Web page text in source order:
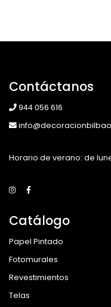
Contáctanos
944 056 616
Horario de verano: de
Catálogo
Papel Pintado
Fotomurales
Revestimientos
Telas